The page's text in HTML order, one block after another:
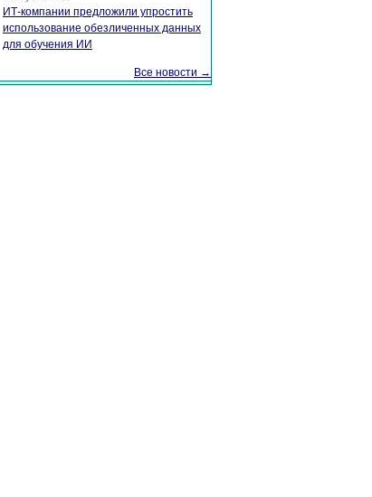
ИТ-компании предложили упростить
использование обезличенных данных
для обучения ИИ
Все новости →